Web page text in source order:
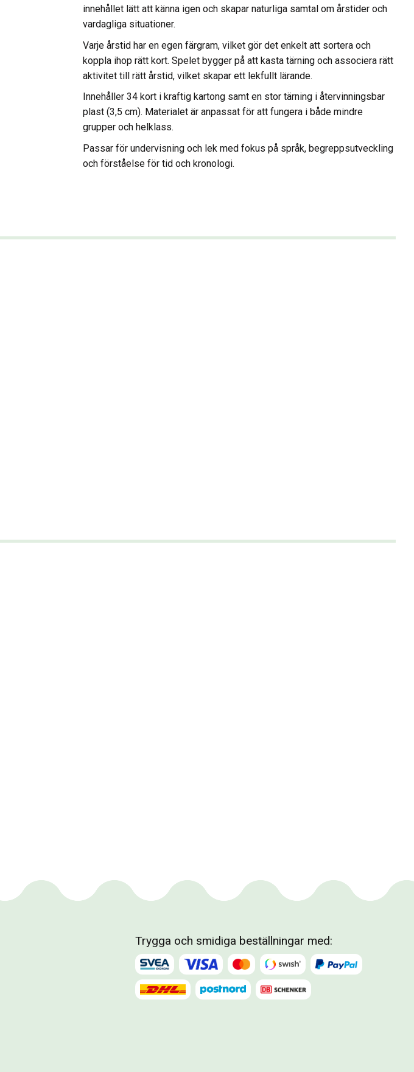
innehållet lätt att känna igen och skapar naturliga samtal om årstider och
vardagliga situationer.
Varje årstid har en egen färgram, vilket gör det enkelt att sortera och
koppla ihop rätt kort. Spelet bygger på att kasta tärning och associera rätt
aktivitet till rätt årstid, vilket skapar ett lekfullt lärande.
Innehåller 34 kort i kraftig kartong samt en stor tärning i återvinningsbar
plast (3,5 cm). Materialet är anpassat för att fungera i både mindre
grupper och helklass.
Passar för undervisning och lek med fokus på språk, begreppsutveckling
och förståelse för tid och kronologi.
Trygga och smidiga beställningar med: